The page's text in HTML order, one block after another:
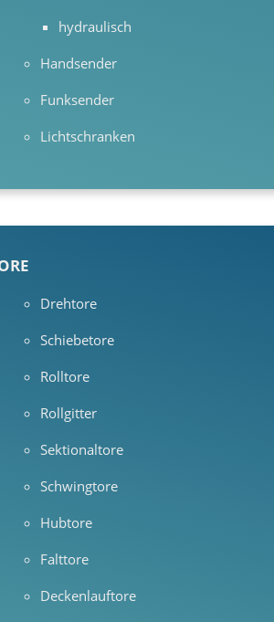
hydraulisch
Handsender
Funksender
Lichtschranken
Drehtore
Schiebetore
Rolltore
Rollgitter
Sektionaltore
Schwingtore
Hubtore
Falttore
Deckenlauftore